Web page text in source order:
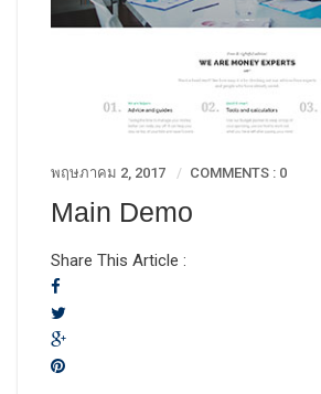
พฤษภาคม 2, 2017 COMMENTS : 0
Main Demo
Share This Article :